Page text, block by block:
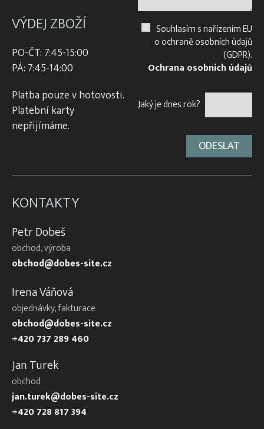
VÝDEJ ZBOŽÍ
PO-ČT: 7:45-15:00
PÁ: 7:45-14:00
Platba pouze v hotovosti.
Platební karty
nepřijímáme.
Souhlasím s nařízením EU
o ochraně osobních údajů
(GDPR).
Ochrana osobních údajů
Jaký je dnes rok?
KONTAKTY
Petr Dobeš
obchod, výroba
obchod@dobes-site.cz
Irena Váňová
objednávky, fakturace
obchod@dobes-site.cz
+420 737 289 460
Jan Turek
obchod
jan.turek@dobes-site.cz
+420 728 817 394